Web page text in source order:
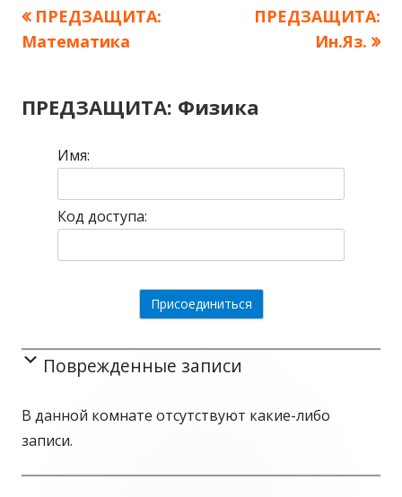
Навигация
записям
Предыдущая
запись:
ПРЕДЗАЩИТА:
Математика
Следующая
ПРЕДЗАЩИТА:
Ин.Яз.
ПРЕДЗАЩИТА: Физика
Имя:
Код доступа:
Поврежденные записи
В данной комнате отсутствуют какие-либо
записи.